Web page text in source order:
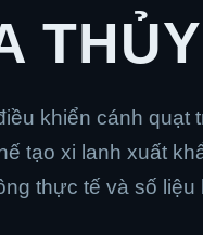
khiển cánh quạt
tạo xi lanh xuất
thực tế và số